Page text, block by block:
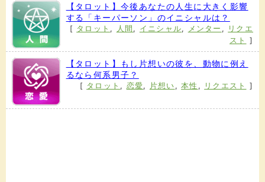
【タロット】今後あなたの人生に大きく影響
する「キーパーソン」のイニシャルは？
[ タロット , 人間 , イニシャル, メンター ,
リクエ
スト
]
【タロット】もし片想いの彼を、動物に例え
るなら何系男子？
[ タロット , 恋愛, 片想い ,本性 , リクエスト ]